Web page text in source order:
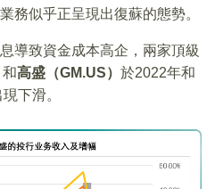
務似乎正呈現出復蘇的態勢。
導致資金成本高企，兩家頂級
和高盛（GM.US） 於2022年和
下滑。